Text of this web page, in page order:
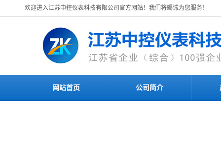
欢迎进入江苏中控仪表科技有限公司官方网站！我们将竭诚为您服务！
网站首页 公司简介